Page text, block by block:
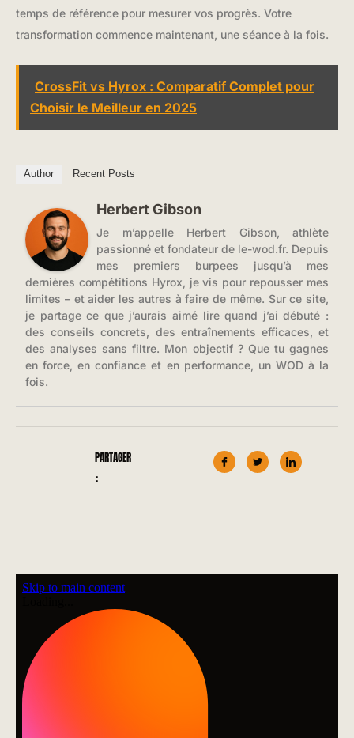
temps de référence pour mesurer vos progrès. Votre
transformation commence maintenant, une séance à la fois.
CrossFit vs Hyrox : Comparatif Complet pour
Choisir le Meilleur en 2025
Author Recent Posts
Herbert Gibson
Je m’appelle Herbert Gibson, athlète
passionné et fondateur de le-wod.fr. Depuis
mes premiers burpees jusqu’à mes
dernières compétitions Hyrox, je vis pour repousser mes
limites – et aider les autres à faire de même. Sur ce site,
je partage ce que j’aurais aimé lire quand j’ai débuté :
des conseils concrets, des entraînements efficaces, et
des analyses sans filtre. Mon objectif ? Que tu gagnes
en force, en confiance et en performance, un WOD à la
fois.
PARTAGER
: